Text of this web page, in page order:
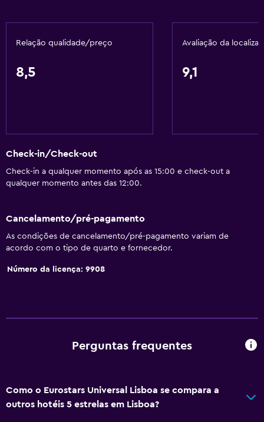
Relação qualidade/preço
8,5
Avaliação da
9,1
Check-in/Check-out
Check-in a qualquer momento após as 15:00 e check-out a
qualquer momento antes das 12:00.
Cancelamento/pré-pagamento
As condições de cancelamento/pré-pagamento variam de
acordo com o tipo de quarto e fornecedor.
Número da licença: 9908
Perguntas frequentes
Como o Eurostars Universal Lisboa se compara a
outros hotéis 5 estrelas em Lisboa?